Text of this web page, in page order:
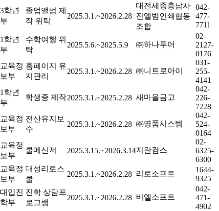
3학년
부
졸업앨범 제
작 위탁
2025.3.1.~2026.2.28
대전세종충남사
진앨범인쇄협동
조합
042-
477-
7711
1학년
부
수학여행 위
탁
2025.5.6.~2025.5.9 ㈜하나투어
02-
2127-
0176
교육정
보부
홈페이지 유
지관리
2025.3.1.~2026.2.28 ㈜니트로아이
031-
255-
4141
1학년
부
학생증 제작2025.3.1.~2025.2.28 새마을금고
042-
226-
7228
교육정
보부
전산유지보
수
2025.3.1.~2026.2.28 ㈜명품시스템
042-
524-
0164
교육정
보부
쿨메신저 2025.3.15.~2026.3.14지란컴스
02-
6325-
6300
교육정
보부
대성리로스
쿨
2025.3.1.~2026.2.28 리로소프트
1644-
9325
대입진
학부
진학 상담프
로그램
2025.3.1.~2026.2.28 비엘소프트
042-
471-
4902